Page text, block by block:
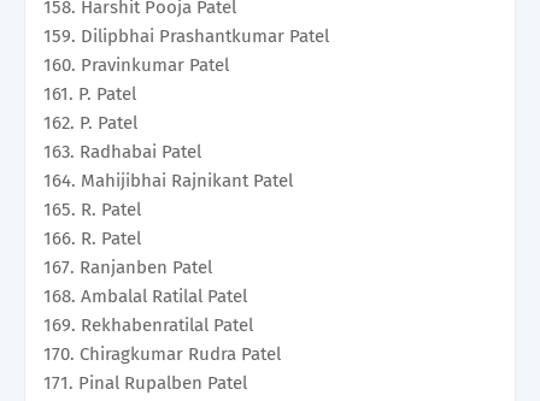
158. Harshit Pooja Patel
159. Dilipbhai Prashantkumar Patel
160. Pravinkumar Patel
161. P. Patel
162. P. Patel
163. Radhabai Patel
164. Mahijibhai Rajnikant Patel
165. R. Patel
166. R. Patel
167. Ranjanben Patel
168. Ambalal Ratilal Patel
169. Rekhabenratilal Patel
170. Chiragkumar Rudra Patel
171. Pinal Rupalben Patel